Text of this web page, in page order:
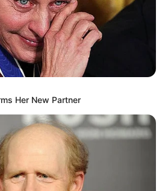
member fromis_9 lainnya apda 24 Januri
berjudulTo. Heart.Tak hanya itu, ia
dan menulis lagu untuk grup.
Her New Partner